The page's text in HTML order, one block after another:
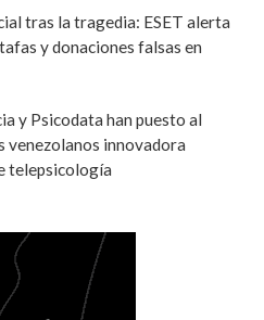
tras la tragedia: ESET alerta
y donaciones falsas en
y Psicodata han puesto al
venezolanos innovadora
telepsicología